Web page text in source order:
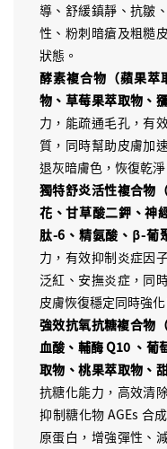
導、舒緩鎮靜、抗皺
性、粉刺暗瘡及粗糙
狀態。
酵素複合物（蘋果萃
物、草莓果萃取物、
力，能疏通毛孔，有
質，同時幫助皮膚加
退灰暗膚色，恢復乾
獨特舒炎活性複合物
花、甘草酸二鉀、神
肽-6、精氨酸、β-葡
力，有效抑制炎症因
泛紅、安撫炎症，同
皮膚恢復穩定同時強
強效抗氧抗糖複合物
血酸、輔酶 Q10 、葡
取物、桃果萃取物、
抗糖化能力，高效清
抑制糖化物 AGEs 合
原蛋白，增強彈性、